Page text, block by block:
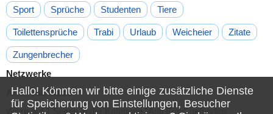
Sport Sprüche Studenten Tiere
Toilettensprüche Trabi Urlaub Weicheier Zitate
Zungenbrecher
Netzwerke
Anti Frau Witze
Witze auf 1 Seiten in der Kategorie "Anti Frau" gefunden.
Hallo! Könnten wir bitte einige zusätzliche Dienste
für Speicherung von Einstellungen, Besucher